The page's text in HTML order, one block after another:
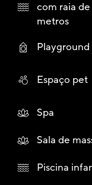
com raia
metros
Playground
Espaço pet
Spa
Sala de
Piscina